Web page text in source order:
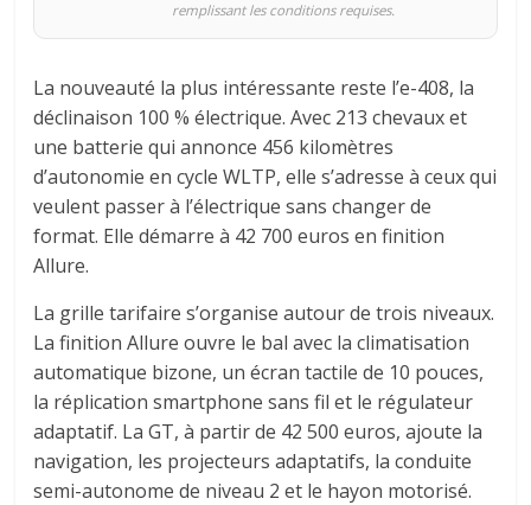
remplissant les conditions requises.
La nouveauté la plus intéressante reste l’e-408, la
déclinaison 100 % électrique. Avec 213 chevaux et
une batterie qui annonce 456 kilomètres
d’autonomie en cycle WLTP, elle s’adresse à ceux qui
veulent passer à l’électrique sans changer de
format. Elle démarre à 42 700 euros en finition
Allure.
La grille tarifaire s’organise autour de trois niveaux.
La finition Allure ouvre le bal avec la climatisation
automatique bizone, un écran tactile de 10 pouces,
la réplication smartphone sans fil et le régulateur
adaptatif. La GT, à partir de 42 500 euros, ajoute la
navigation, les projecteurs adaptatifs, la conduite
semi-autonome de niveau 2 et le hayon motorisé.